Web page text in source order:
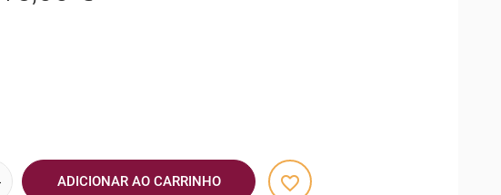
ADICIONAR AO CARRINHO favorite_border